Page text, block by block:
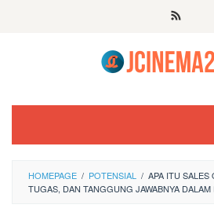
HOMEPAGE / POTENSIAL / APA ITU
TUGAS, DAN TANGGUNG JAWABNYA